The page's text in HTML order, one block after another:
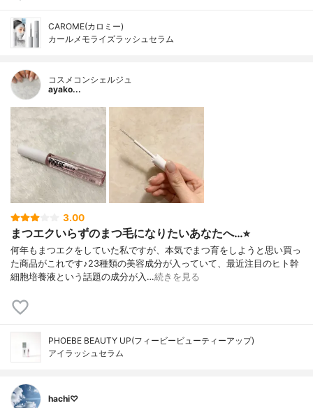
CAROME(カロミー)
カールメモライズラッシュセラム
コスメコンシェルジュ
ayako...
3.00
まつエクいらずのまつ毛になりたいあなたへ…⭐︎
何年もまつエクをしていた私ですが、本気でまつ育をしようと思い買っ
た商品がこれです♪23種類の美容成分が入っていて、最近注目のヒト幹
細胞培養液という話題の成分が入…続きを見る
PHOEBE BEAUTY UP(フィービービューティーアップ)
アイラッシュセラム
hachi♡